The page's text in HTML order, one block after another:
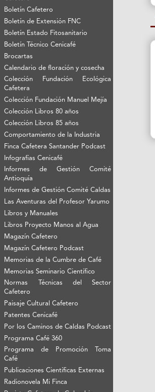
Boletín Cafetero
Boletín de Extensión FNC
Boletín Estado Fitosanitario
Boletín Técnico Cenicafé
Brocartas
Calendario de floración y cosecha
Colección Fundación Ecológica
Cafetera
Colección Fundación Manuel Mejía
Colección Libros 80 años
Colección Libros 85 años
Comportamiento de la Industria
Finca Cafetera Santander Podcast
Infografías Cenicafé
Informes de Gestión Comité
Antioquía
Informes de Gestión Comité Caldas
Las Aventuras del Profesor Yarumo
Libros y Manuales
Libros Proyecto Manos al Agua
Magazín Cafetero
Magazín Cafetero Podcast
Memorias de la Cumbre de Café
Memorias Seminario Científico
Normas Técnicas del Sector
Cafetero
Paisaje Cultural Cafetero
Patentes Cenicafé
Por los Caminos de Caldas Podcast
Programa Café 360
Programa de Promoción Toma
Café
Publicaciones Científicas Externas
Radionovela Mi Finca